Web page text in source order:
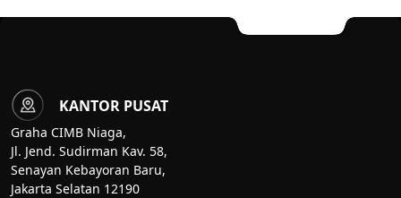
KANTOR PUSAT
Graha CIMB Niaga,
Jl. Jend. Sudirman Kav. 58,
Senayan Kebayoran Baru,
Jakarta Selatan 12190